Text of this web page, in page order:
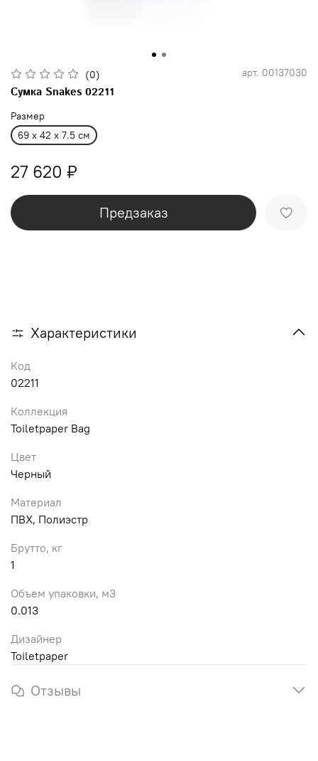
(0) арт. 00137030
Сумка Snakes 02211
Размер
69 x 42 x 7.5 см
27 620 ₽
Предзаказ
Характеристики
Код
02211
Коллекция
Toiletpaper Bag
Цвет
Черный
Материал
ПВХ, Полиэстр
Брутто, кг
1
Объем упаковки, м3
0.013
Дизайнер
Toiletpaper
Отзывы